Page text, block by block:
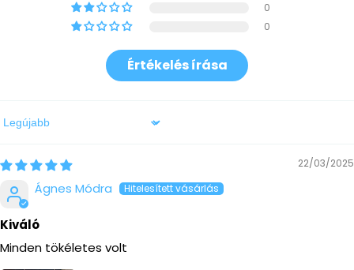
0
0
Értékelés írása
Sort by
22/03/2025
Ágnes Módra
Kiváló
Minden tökéletes volt